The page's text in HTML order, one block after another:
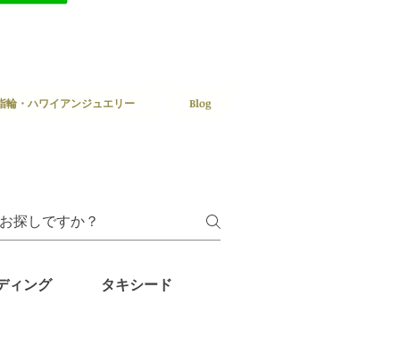
輪・ハワイアンジュエリー Blog
ィング タキシード